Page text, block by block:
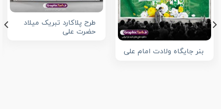
بنر جایگاه ولادت امام علی
طرح پلاکارد تبریک میلاد
حضرت علی